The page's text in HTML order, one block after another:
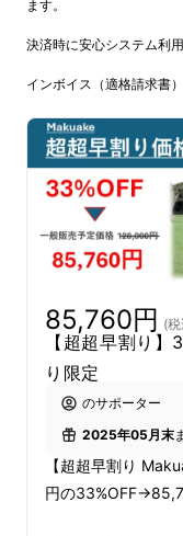
キャンプの時
もっと早くで
のお声をいた
そこで開発し
立ち上がるテ
設営に悩み、時
出来ます。
ます。
決済時に安心システム利
インボイス（適格請求書
85,760円 (
【超超早割り
り限定
のサポーター
2025年05月末
【超超早割り
円の